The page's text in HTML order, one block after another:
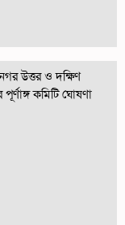
উত্তর ও দক্ষিণ
পূর্ণাঙ্গ কমিটি ঘোষণা